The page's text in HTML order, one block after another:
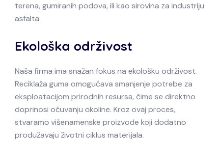
terena, gumiranih podova, ili kao sirovina za industriju
asfalta.
Ekološka održivost
Naša firma ima snažan fokus na ekološku održivost.
Reciklaža guma omogućava smanjenje potrebe za
eksploatacijom prirodnih resursa, čime se direktno
doprinosi očuvanju okoline. Kroz ovaj proces,
stvaramo višenamenske proizvode koji dodatno
produžavaju životni ciklus materijala.